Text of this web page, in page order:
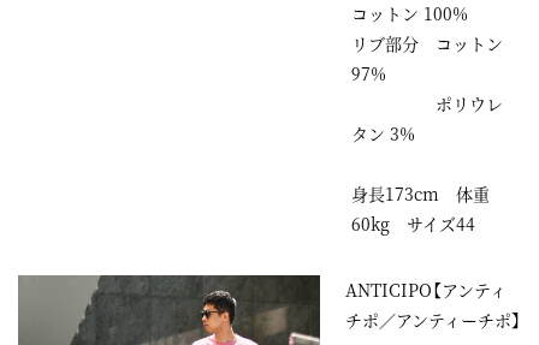
コットン 100%
リブ部分 コットン
97%
ポリウレ
タン 3%
身長173cm 体重
60kg サイズ44
ANTICIPO【アンティ
チポ／アンティーチポ】